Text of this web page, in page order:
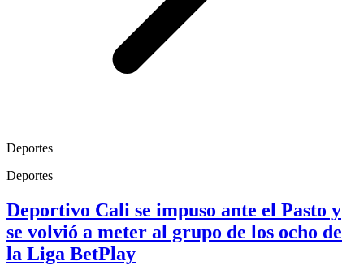
Deportes
Deportes
Deportivo Cali se impuso ante el Pasto y
se volvió a meter al grupo de los ocho de
la Liga BetPlay